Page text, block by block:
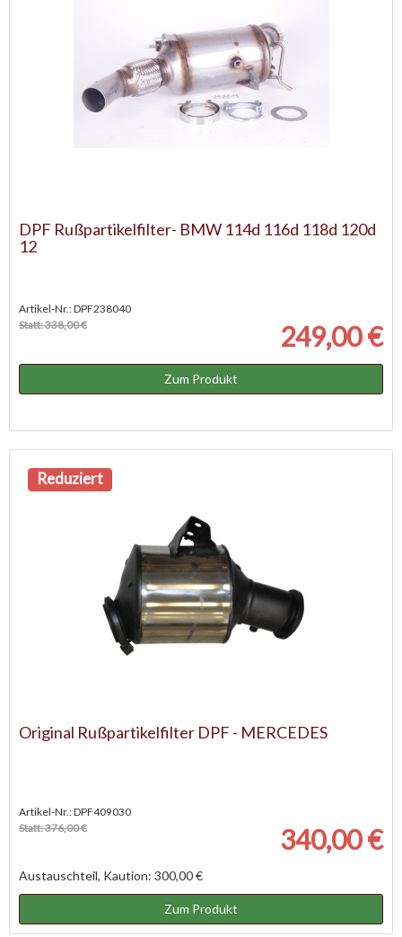
DPF Rußpartikelfilter- BMW 114d 116d 118d 120d
12
Artikel-Nr.: DPF238040
Statt: 338,00 €
249,00 €
Zum Produkt
Reduziert
Original Rußpartikelfilter DPF - MERCEDES
Artikel-Nr.: DPF409030
Statt: 376,00 €
340,00 €
Austauschteil, Kaution: 300,00 €
Zum Produkt